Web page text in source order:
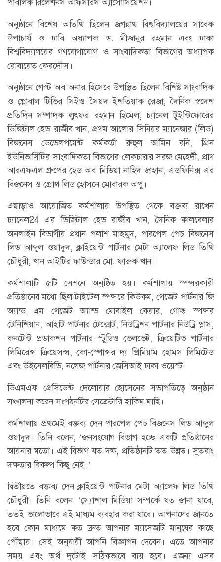
অনুষ্ঠানে বিশেষ অতিথি ছিলেন জগন্নাথ বিশ্ববিদ্যালয়ের সাবেক
উপাচার্য ও ঢাবি অধ্যাপক ড. মীজানুর রহমান এবং ঢাকা
বিশ্ববিদ্যালয়ের গণযোগাযোগ ও সাংবাদিকতা বিভাগের অধ্যাপক
রোবায়েত ফেরদৌস।
অনুষ্ঠানে গেস্ট অব অনার হিসেবে উপস্থিত ছিলেন বিশিষ্ট সাংবাদিক
ও গ্লোবাল টিভির সিইও সৈয়দ ইশতিয়াক রেজা, দৈনিক স্বদেশ
প্রতিদিন সম্পাদক লুৎফর রহমান হিমেল, চ্যানেল টুইন্টিফোরের
ডিজিটাল হেড রাজীব খান, প্রথম আলোর সিনিয়র ম্যানেজার (লিড)
বিজনেস ডেভেলপমেন্ট কর্মকর্তা রুহুল আমিন রনি, গ্রিন
ইউনিভার্সিটির সাংবাদিকতা বিভাগের লেকচারার সরজ মেহেদী, প্রাণ
আরএফএল গ্রুপের হেড অব মিডিয়া নাহিদ জাহান, এডফিনিক্স এর
বিজনেস ও গ্রোথ লিড হোসনে মোবারক অপু।
এছাড়াও আয়োজিত কর্মশালায় উপস্থিত থেকে বক্তব্য রাখেন
চ্যানেল24 এর ডিজিটাল হেড রাজীব খান, দৈনিক কালবেলার
অনলাইন বিভাগীয় প্রধান পলাশ মাহমুদ, পারপেল পেচ বিজনেস
লিড আব্দুল ওয়াদুদ, ক্লাইয়েন্ট পার্টনার মেটা অ্যালেফ লিড তিথি
চৌধুরী, খান আইটির ফাউন্ডার মো. ফারুক খান।
কর্মশালাটি ৫টি সেশনে অনুষ্ঠিত হয়। কর্মশালায় স্পন্সরকারী
প্রতিষ্ঠানের মধ্যে ছিল-টাইটেল স্পন্সরে কিউকম, গেজেট পার্টনার জি
অ্যান্ড এম গেজেট অ্যান্ড মোবাইল কেয়ার, গোল্ড স্পন্সর
টেনিশিয়ান, আইটি পার্টনার টেক্সোর্ট, নিউট্রিশন পার্টনার নিউট্রি প্লাস,
কনটেন্ট প্রডাকশন পার্টনার স্টুডিও ভেলভেট, ক্রিয়েটিভ পার্টনার
লিমিরেন্স ক্রিয়েসন্স, কো-স্পোন্সর দ্য প্রিমিয়াম হোমস লিমিটেড
এবং উইসেলবিডি, নলেজ পার্টনার জেসিআই ঢাকা ওয়েস্ট।
ডিএমএফ প্রেসিডেন্ট দেলোয়ার হোসেনের সভাপতিত্বে অনুষ্ঠান
সঞ্চালনা করেন সংগঠনটির সেক্রেটারি হাকিম মাহি।
কর্মশালায় প্রথমেই বক্তব্য দেন পারপেল পেচ বিজনেস লিড আব্দুল
ওয়াদুদ। তিনি বলেন, ‘জনসংযোগ বিভাগ হচ্ছে একটি প্রতিষ্ঠানের
আয়নার মতো। এই বিভাগ যত দক্ষ, প্রতিষ্ঠানটি তত উন্নত। সুতরাং
দক্ষতার বিকল্প কিছু নেই।’
দ্বিতীয়তে বক্তব্য দেন ক্লাইয়েন্ট পার্টনার মেটা অ্যালেফ লিড তিথি
চৌধুরী। তিনি বলেন, ‘স্যোশাল মিডিয়া সম্পর্কে যত জানা যাবে,
ততই ভালোভাবে এই মাধ্যম ব্যবহার করা যাবে। আপনাদের জানতে
হবে কোন মাধ্যমে কত দ্রুত আপনার ম্যাসেজটি মানুষের কাছে
পৌঁছায়। সেই অনুযায়ী আপনি বিজ্ঞাপন দেবেন। এতে আপনার
সময় এবং অর্থ দুটোই সঠিকভাবে ব্যয় হবে। এজন্য এসব